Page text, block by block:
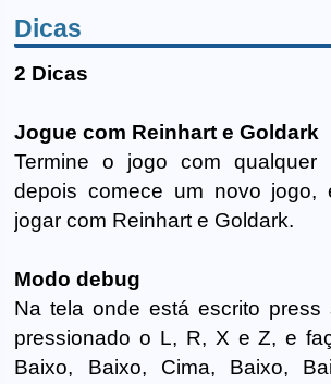
Dicas
2 Dicas
Jogue com Reinhart e Goldark
Termine o jogo com qualquer
depois comece um novo jogo,
jogar com Reinhart e Goldark.
Modo debug
Na tela onde está escrito press
pressionado o L, R, X e Z, e
Baixo, Baixo, Cima, Baixo,